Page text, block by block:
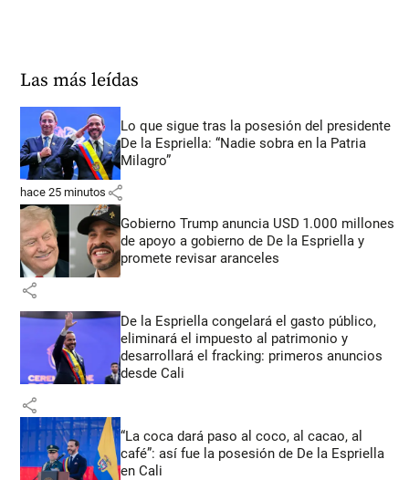
Las más leídas
Lo que sigue tras la posesión del presidente
De la Espriella: “Nadie sobra en la Patria
Milagro”
hace 25 minutos share
Gobierno Trump anuncia USD 1.000 millones
de apoyo a gobierno de De la Espriella y
promete revisar aranceles
share
De la Espriella congelará el gasto público,
eliminará el impuesto al patrimonio y
desarrollará el fracking: primeros anuncios
desde Cali
share
“La coca dará paso al coco, al cacao, al
café”: así fue la posesión de De la Espriella
en Cali